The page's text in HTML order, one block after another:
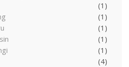
(1)
(1)
(1)
(1)
(1)
(4)